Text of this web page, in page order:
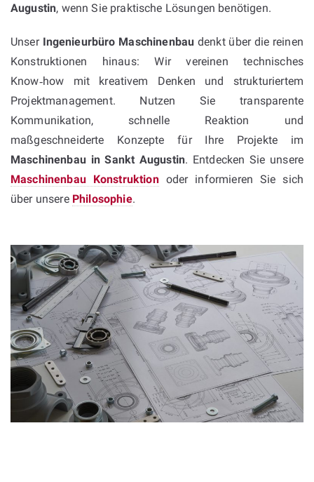
Augustin, wenn Sie praktische Lösungen benötigen.
Unser Ingenieurbüro Maschinenbau denkt über die reinen
Konstruktionen hinaus: Wir vereinen technisches
Know‑how mit kreativem Denken und strukturiertem
Projektmanagement. Nutzen Sie transparente
Kommunikation, schnelle Reaktion und
maßgeschneiderte Konzepte für Ihre Projekte im
Maschinenbau in Sankt Augustin. Entdecken Sie unsere
Maschinenbau Konstruktionoder informieren Sie sich
über unsere Philosophie.